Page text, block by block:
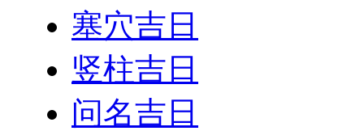
塞穴吉日
竖柱吉日
问名吉日